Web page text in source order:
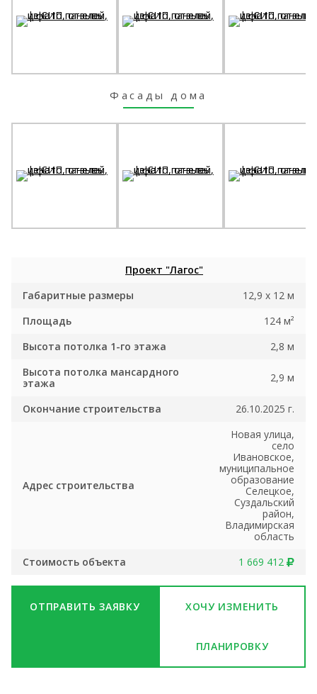
Фасады дома
Проект "Лагос"
Габаритные размеры
12,9 x 12 м
Площадь
124 м²
Высота потолка 1-го этажа
2,8 м
Высота потолка мансардного
этажа
2,9 м
Окончание строительства 26.10.2025 г.
Адрес строительства
Новая улица,
село
Ивановское,
муниципальное
образование
Селецкое,
Суздальский
район,
Владимирская
область
Стоимость объекта
1 669 412
ХОЧУ ИЗМЕНИТЬ
ПЛАНИРОВКУ
ОТПРАВИТЬ ЗАЯВКУ